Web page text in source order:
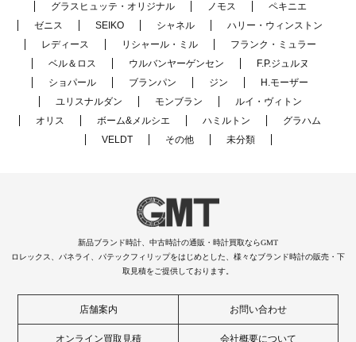
グラスヒュッテ・オリジナル
ノモス
ペキニエ
ゼニス
SEIKO シャネル
ハリー・ウィンストン
レディース
リシャール・ミル
フランク・ミュラー
ベル＆ロス
ウルバンヤーゲンセン
F.P.ジュルヌ
ショパール
ブランパン ジン
H.モーザー
ユリスナルダン
モンブラン
ルイ・ヴィトン
オリス
ボーム&メルシエ ハミルトン
グラハム
VELDT
その他 未分類
新品ブランド時計、中古時計の通販・時計買取ならGMT
ロレックス、パネライ、パテックフィリップをはじめとした、様々なブランド時計の販売・下
取見積をご提供しております。
店舗案内 お問い合わせ
オンライン買取見積 会社概要について